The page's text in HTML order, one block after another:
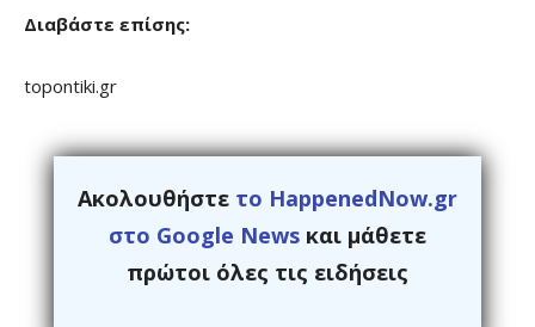
Διαβάστε επίσης:
topontiki.gr
Ακολουθήστε το HappenedNow.gr
στο Google News και μάθετε
πρώτοι όλες τις ειδήσεις